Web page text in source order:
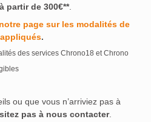
partir de 300€**.
notre page sur les modalités de
.
des services Chrono18 et Chrono
ou que vous n’arriviez pas à
pas à nous contacter.